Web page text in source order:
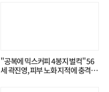
"공복에 믹스커피 4봉지 벌컥" 56
세 곽진영, 피부 노화 지적에 충격…